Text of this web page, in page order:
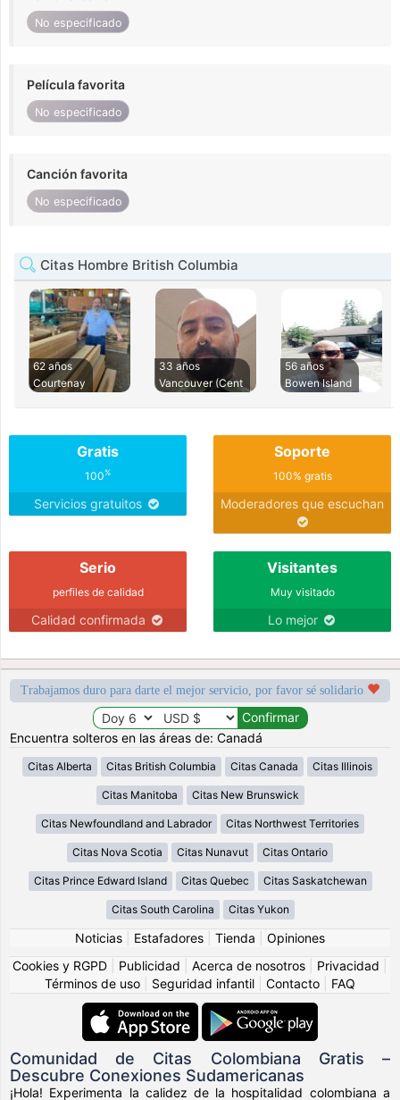
No especificado
Película favorita
No especificado
Canción favorita
No especificado
Citas Hombre British Columbia
62 años
Courtenay
33 años
Vancouver (Cent
56 años
Bowen Island
Gratis
100%
Servicios gratuitos
Soporte
100% gratis
Moderadores que escuchan
Serio
perfiles de calidad
Calidad confirmada
Visitantes
Muy visitado
Lo mejor
Trabajamos duro para darte el mejor servicio, por favor sé solidario
Encuentra solteros en las áreas de: Canadá
Citas Alberta Citas British Columbia Citas Canada Citas Illinois
Citas Manitoba Citas New Brunswick
Citas Newfoundland and Labrador Citas Northwest Territories
Citas Nova Scotia Citas Nunavut Citas Ontario
Citas Prince Edward Island Citas Quebec Citas Saskatchewan
Citas South Carolina Citas Yukon
Noticias Estafadores Tienda
Opiniones
Cookies y RGPD
Publicidad Acerca de nosotros Privacidad
Términos de uso
Seguridad infantil Contacto FAQ
Comunidad de Citas Colombiana Gratis –
Descubre Conexiones Sudamericanas
¡Hola! Experimenta la calidez de la hospitalidad colombiana a